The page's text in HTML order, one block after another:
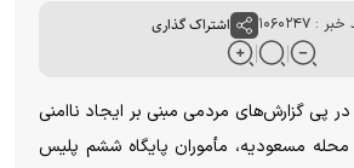
: ۱۰۶۰۲۴۷ اشتراک گذاری
در پی گزارش‌های مردمی مبنی بر ایجاد ناامنی
مسعودیه، مأموران پایگاه ششم پلیس